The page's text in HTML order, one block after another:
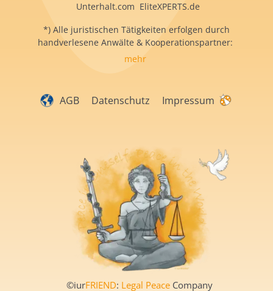
Unterhalt.com EliteXPERTS.de
*) Alle juristischen Tätigkeiten erfolgen durch
handverlesene Anwälte & Kooperationspartner:
mehr
AGB Datenschutz Impressum
©iurFRIEND: Legal Peace Company